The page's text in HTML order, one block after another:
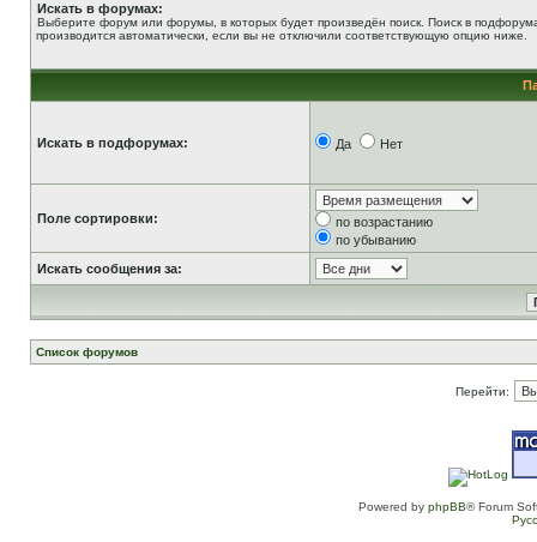
Искать в форумах:
Выберите форум или форумы, в которых будет произведён поиск. Поиск в
производится автоматически, если вы не отключили соответствующую опцию ниже.
Искать в подфорумах: Да Нет
Поле сортировки:
по возрастанию
по убыванию
Искать сообщения за:
Список форумов
Перейти:
Powered by phpBB® Forum